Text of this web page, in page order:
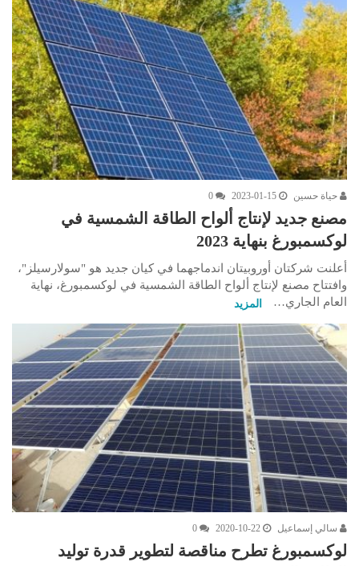
حياة حسين 2023-01-15
0
مصنع جديد لإنتاج ألواح الطاقة الشمسية في
لوكسمبورغ بنهاية 2023
أعلنت شركتان أوروبيتان اندماجهما في كيان جديد هو "سولارسيلز"،
وافتتاح مصنع لإنتاج ألواح الطاقة الشمسية في لوكسمبورغ، نهاية
العام الجاري…
المزيد
سالي إسماعيل 2020-10-22
0
لوكسمبورغ تطرح مناقصة لتطوير قدرة توليد